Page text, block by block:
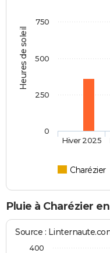
Heures de soleil
Charézier
Hiver 2025
0
250
500
750
Pluie à Charézier
Source :
400